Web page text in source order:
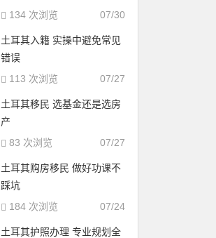
07/30
134 次浏览
土耳其入籍 实操中避免常见
错误
07/27
113 次浏览
土耳其移民 选基金还是选房
产
07/27
83 次浏览
土耳其购房移民 做好功课不
踩坑
07/24
184 次浏览
土耳其护照办理 专业规划全